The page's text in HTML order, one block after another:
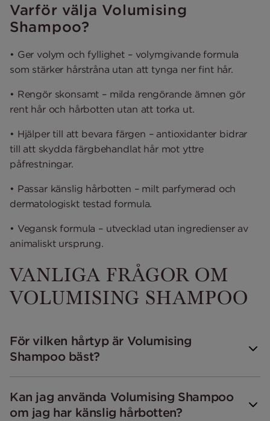
Varför välja Volumising
Shampoo?
• Ger volym och fyllighet – volymgivande formula
som stärker hårstråna utan att tynga ner fint hår.
• Rengör skonsamt – milda rengörande ämnen gör
rent hår och hårbotten utan att torka ut.
• Hjälper till att bevara färgen – antioxidanter bidrar
till att skydda färgbehandlat hår mot yttre
påfrestningar.
• Passar känslig hårbotten – milt parfymerad och
dermatologiskt testad formula.
• Vegansk formula – utvecklad utan ingredienser av
animaliskt ursprung.
VANLIGA FRÅGOR OM
VOLUMISING SHAMPOO
För vilken hårtyp är Volumising
Shampoo bäst?
Kan jag använda Volumising Shampoo
om jag har känslig hårbotten?